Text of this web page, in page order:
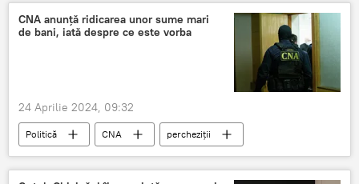
Procuratura Anticorupție
Evghenia Guțul
CNA anunță ridicarea unor sume mari
de bani, iată despre ce este vorba
24 Aprilie 2024, 09:32
Politică CNA
percheziții
Opoziție